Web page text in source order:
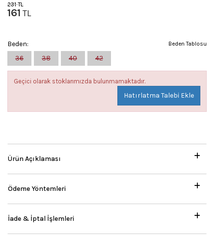
231TL
161 TL
Beden Tablosu
Beden:
36
38 40 42
Geçici olarak stoklarımızda bulunmamaktadır.
Hatırlatma Talebi Ekle
Ürün Açıklaması
Ödeme Yöntemleri
İade & İptal İşlemleri